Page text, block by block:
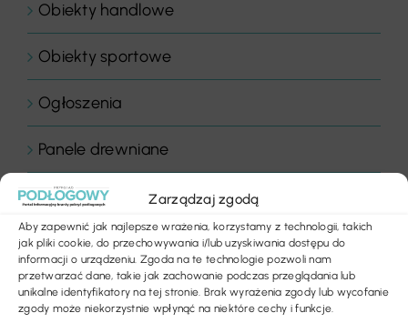
Zarządzaj zgodą
Aby zapewnić jak najlepsze wrażenia, korzystamy z technologii, takich
jak pliki cookie, do przechowywania i/lub uzyskiwania dostępu do
informacji o urządzeniu. Zgoda na te technologie pozwoli nam
przetwarzać dane, takie jak zachowanie podczas przeglądania lub
unikalne identyfikatory na tej stronie. Brak wyrażenia zgody lub wycofanie
zgody może niekorzystnie wpłynąć na niektóre cechy i funkcje.
Obiekty handlowe
Obiekty sportowe
Ogłoszenia
Panele drewniane
Parkiety
Placówki edukacyjne
Płytki dywanowe